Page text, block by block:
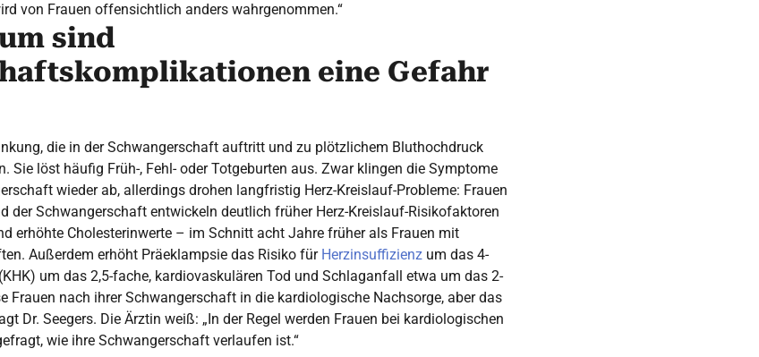
von Frauen offensichtlich anders wahrgenommen.“
sind
eine Gefahr
die in der Schwangerschaft auftritt und zu plötzlichem Bluthochdruck
Sie löst häufig Früh-, Fehl- oder Totgeburten aus. Zwar klingen die Symptome
wieder ab, allerdings drohen langfristig Herz-Kreislauf-Probleme: Frauen
der Schwangerschaft entwickeln deutlich früher Herz-Kreislauf-Risikofaktoren
erhöhte Cholesterinwerte – im Schnitt acht Jahre früher als Frauen mit
Außerdem erhöht Präeklampsie das Risiko für Herzinsuffizienz um das 4-
um das 2,5-fache, kardiovaskulären Tod und Schlaganfall etwa um das 2-
Frauen nach ihrer Schwangerschaft in die kardiologische Nachsorge, aber das
Dr. Seegers. Die Ärztin weiß: „In der Regel werden Frauen bei kardiologischen
wie ihre Schwangerschaft verlaufen ist.“